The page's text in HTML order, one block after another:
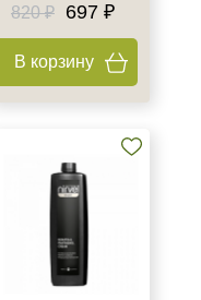
820 ₽
697 ₽
В корзину